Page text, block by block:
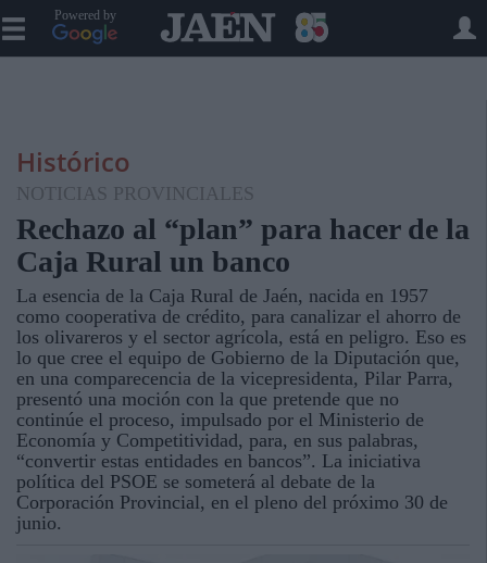
Powered by
Histórico
NOTICIAS PROVINCIALES
Rechazo al “plan” para hacer de la
Caja Rural un banco
La esencia de la Caja Rural de Jaén, nacida en 1957
como cooperativa de crédito, para canalizar el ahorro de
los olivareros y el sector agrícola, está en peligro. Eso es
lo que cree el equipo de Gobierno de la Diputación que,
en una comparecencia de la vicepresidenta, Pilar Parra,
presentó una moción con la que pretende que no
continúe el proceso, impulsado por el Ministerio de
Economía y Competitividad, para, en sus palabras,
“convertir estas entidades en bancos”. La iniciativa
política del PSOE se someterá al debate de la
Corporación Provincial, en el pleno del próximo 30 de
junio.